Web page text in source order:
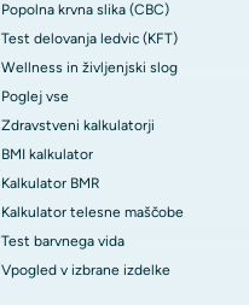
Popolna krvna slika (CBC)
Test delovanja ledvic (KFT)
Wellness in življenjski slog
Poglej vse
Zdravstveni kalkulatorji
BMI kalkulator
Kalkulator BMR
Kalkulator telesne maščobe
Test barvnega vida
Vpogled v izbrane izdelke